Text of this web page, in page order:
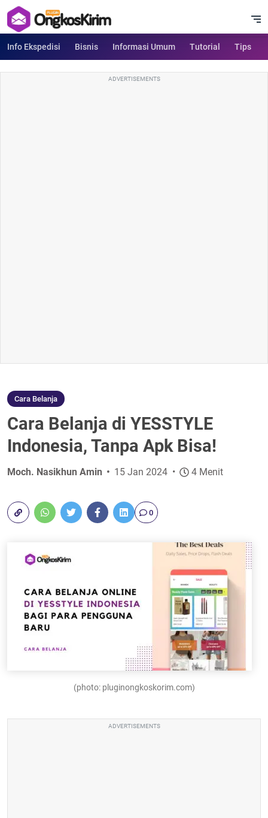
Info Ekspedisi Bisnis Informasi Umum Tutorial Tips
ADVERTISEMENTS
Cara Belanja
Cara Belanja di YESSTYLE
Indonesia, Tanpa Apk Bisa!
Moch. Nasikhun Amin 15 Jan 2024 4 Menit
0
(photo: pluginongkoskorim.com)
ADVERTISEMENTS